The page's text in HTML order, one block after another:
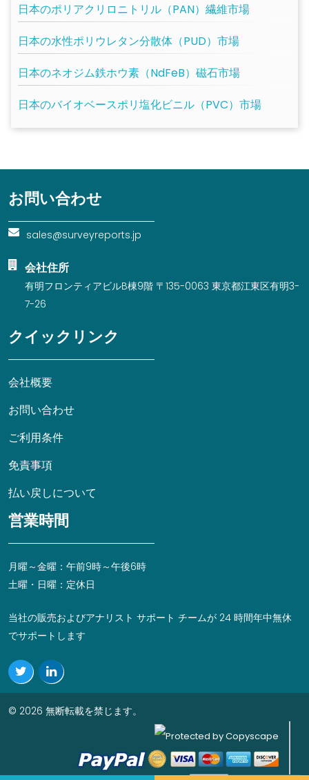
日本のポリアクリロニトリル（PAN）繊維市場
日本の水性ポリウレタン分散体（PUD）市場
日本のネオジム鉄ホウ素（NdFeB）磁石市場
日本のバイオベースポリ塩化ビニル（PVC）市場
お問い合わせ
sales@surveyreports.jp
会社住所
有明フロンティアビルB棟9階 〒135-0063 東京都江東区有明3-
7-26
クイックリンク
会社概要
お問い合わせ
ご利用条件
免責事項
払い戻しについて
営業時間
月曜～金曜：午前9時～午後6時
土曜・日曜：定休日
当社の販売およびアナリスト サポート チームが 24 時間年中無休
でサポートします
© 2026 無断転載を禁じます。